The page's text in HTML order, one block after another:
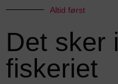
Altid først
Det sker i
fiskeriet